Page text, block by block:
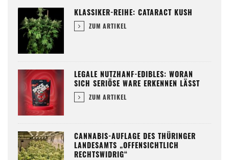
KLASSIKER-REIHE: CATARACT KUSH
ZUM ARTIKEL
LEGALE NUTZHANF-EDIBLES: WORAN
SICH SERIÖSE WARE ERKENNEN LÄSST
ZUM ARTIKEL
CANNABIS-AUFLAGE DES THÜRINGER
LANDESAMTS „OFFENSICHTLICH
RECHTSWIDRIG“